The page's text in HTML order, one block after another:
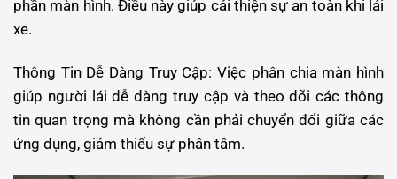
phần màn hình. Điều này giúp cải thiện sự an toàn khi lái
xe.
Thông Tin Dễ Dàng Truy Cập: Việc phân chia màn hình
giúp người lái dễ dàng truy cập và theo dõi các thông
tin quan trọng mà không cần phải chuyển đổi giữa các
ứng dụng, giảm thiểu sự phân tâm.